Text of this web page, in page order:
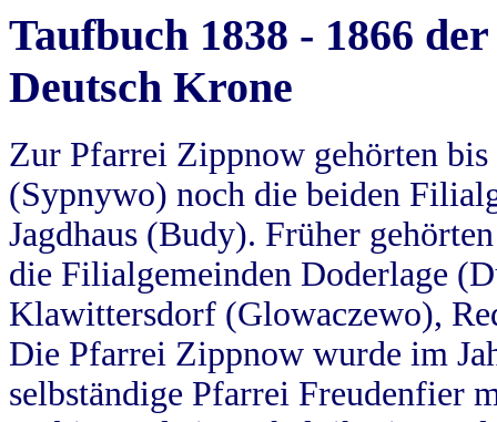
Taufbuch 1838 - 1866
Deutsch Krone
Zur Pfarrei Zippnow gehörten
(Sypnywo) noch die beiden
Jagdhaus (Budy). Früher
die Filialgemeinden Doderlage
Klawittersdorf (Glowaczewo),
Die Pfarrei Zippnow wurde im
selbständige Pfarrei Freudenfier